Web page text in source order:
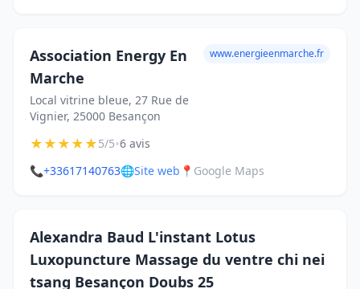
Association Energy En
Marche
Local vitrine bleue, 27 Rue de
Vignier, 25000 Besançon
www.energieenmarche.fr
★★★★★5/5•6 avis
📞+33617140763🌐Site web 📍 Google Maps
Alexandra Baud L'instant Lotus
Luxopuncture Massage du ventre chi nei
tsang Besançon Doubs 25